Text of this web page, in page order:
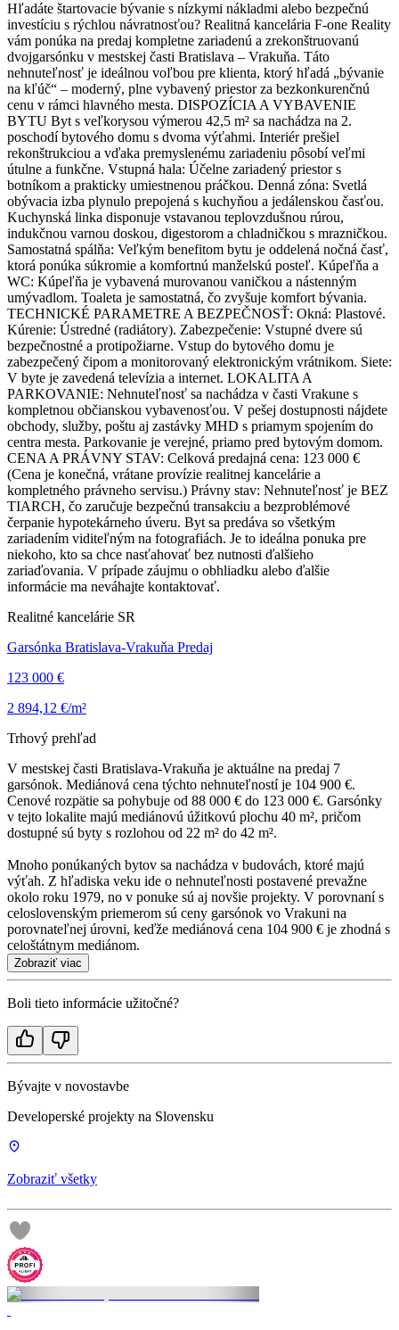
Hľadáte štartovacie bývanie s nízkymi nákladmi alebo bezpečnú
investíciu s rýchlou návratnosťou? Realitná kancelária F-one Reality
vám ponúka na predaj kompletne zariadenú a zrekonštruovanú
dvojgarsónku v mestskej časti Bratislava – Vrakuňa. Táto
nehnuteľnosť je ideálnou voľbou pre klienta, ktorý hľadá „bývanie
na kľúč“ – moderný, plne vybavený priestor za bezkonkurenčnú
cenu v rámci hlavného mesta. DISPOZÍCIA A VYBAVENIE
BYTU Byt s veľkorysou výmerou 42,5 m² sa nachádza na 2.
poschodí bytového domu s dvoma výťahmi. Interiér prešiel
rekonštrukciou a vďaka premyslenému zariadeniu pôsobí veľmi
útulne a funkčne. Vstupná hala: Účelne zariadený priestor s
botníkom a prakticky umiestnenou práčkou. Denná zóna: Svetlá
obývacia izba plynulo prepojená s kuchyňou a jedálenskou časťou.
Kuchynská linka disponuje vstavanou teplovzdušnou rúrou,
indukčnou varnou doskou, digestorom a chladničkou s mrazničkou.
Samostatná spálňa: Veľkým benefitom bytu je oddelená nočná časť,
ktorá ponúka súkromie a komfortnú manželskú posteľ. Kúpeľňa a
WC: Kúpeľňa je vybavená murovanou vaničkou a nástenným
umývadlom. Toaleta je samostatná, čo zvyšuje komfort bývania.
TECHNICKÉ PARAMETRE A BEZPEČNOSŤ: Okná: Plastové.
Kúrenie: Ústredné (radiátory). Zabezpečenie: Vstupné dvere sú
bezpečnostné a protipožiarne. Vstup do bytového domu je
zabezpečený čipom a monitorovaný elektronickým vrátnikom. Siete:
V byte je zavedená televízia a internet. LOKALITA A
PARKOVANIE: Nehnuteľnosť sa nachádza v časti Vrakune s
kompletnou občianskou vybavenosťou. V pešej dostupnosti nájdete
obchody, služby, poštu aj zastávky MHD s priamym spojením do
centra mesta. Parkovanie je verejné, priamo pred bytovým domom.
CENA A PRÁVNY STAV: Celková predajná cena: 123 000 €
(Cena je konečná, vrátane provízie realitnej kancelárie a
kompletného právneho servisu.) Právny stav: Nehnuteľnosť je BEZ
TIARCH, čo zaručuje bezpečnú transakciu a bezproblémové
čerpanie hypotekárneho úveru. Byt sa predáva so všetkým
zariadením viditeľným na fotografiách. Je to ideálna ponuka pre
niekoho, kto sa chce nasťahovať bez nutnosti ďalšieho
zariaďovania. V prípade záujmu o obhliadku alebo ďalšie
informácie ma neváhajte kontaktovať.
Realitné kancelárie SR
Garsónka Bratislava-Vrakuňa Predaj
123 000 €
2 894,12 €/m²
Trhový prehľad
V mestskej časti Bratislava-Vrakuňa je aktuálne na predaj 7
garsónok. Mediánová cena týchto nehnuteľností je 104 900 €.
Cenové rozpätie sa pohybuje od 88 000 € do 123 000 €. Garsónky
v tejto lokalite majú mediánovú úžitkovú plochu 40 m², pričom
dostupné sú byty s rozlohou od 22 m² do 42 m².
Mnoho ponúkaných bytov sa nachádza v budovách, ktoré majú
výťah. Z hľadiska veku ide o nehnuteľnosti postavené prevažne
okolo roku 1979, no v ponuke sú aj novšie projekty. V porovnaní s
celoslovenským priemerom sú ceny garsónok vo Vrakuni na
porovnateľnej úrovni, keďže mediánová cena 104 900 € je zhodná s
celoštátnym mediánom.
Zobraziť viac
Boli tieto informácie užitočné?
Bývajte v novostavbe
Developerské projekty na Slovensku
Zobraziť všetky